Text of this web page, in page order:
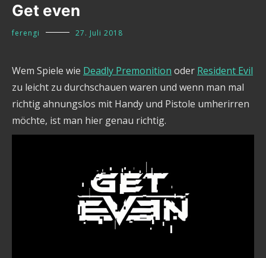
Get even
ferengi 27. Juli 2018
Wem Spiele wie Deadly Premonition oder Resident Evil
zu leicht zu durchschauen waren und wenn man mal
richtig ahnungslos mit Handy und Pistole umherirren
möchte, ist man hier genau richtig.